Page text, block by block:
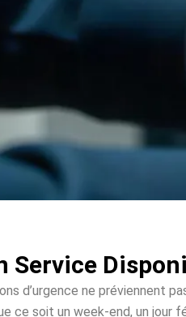
Service
d’urgence ne préviennent
ce soit un week-end, un jour